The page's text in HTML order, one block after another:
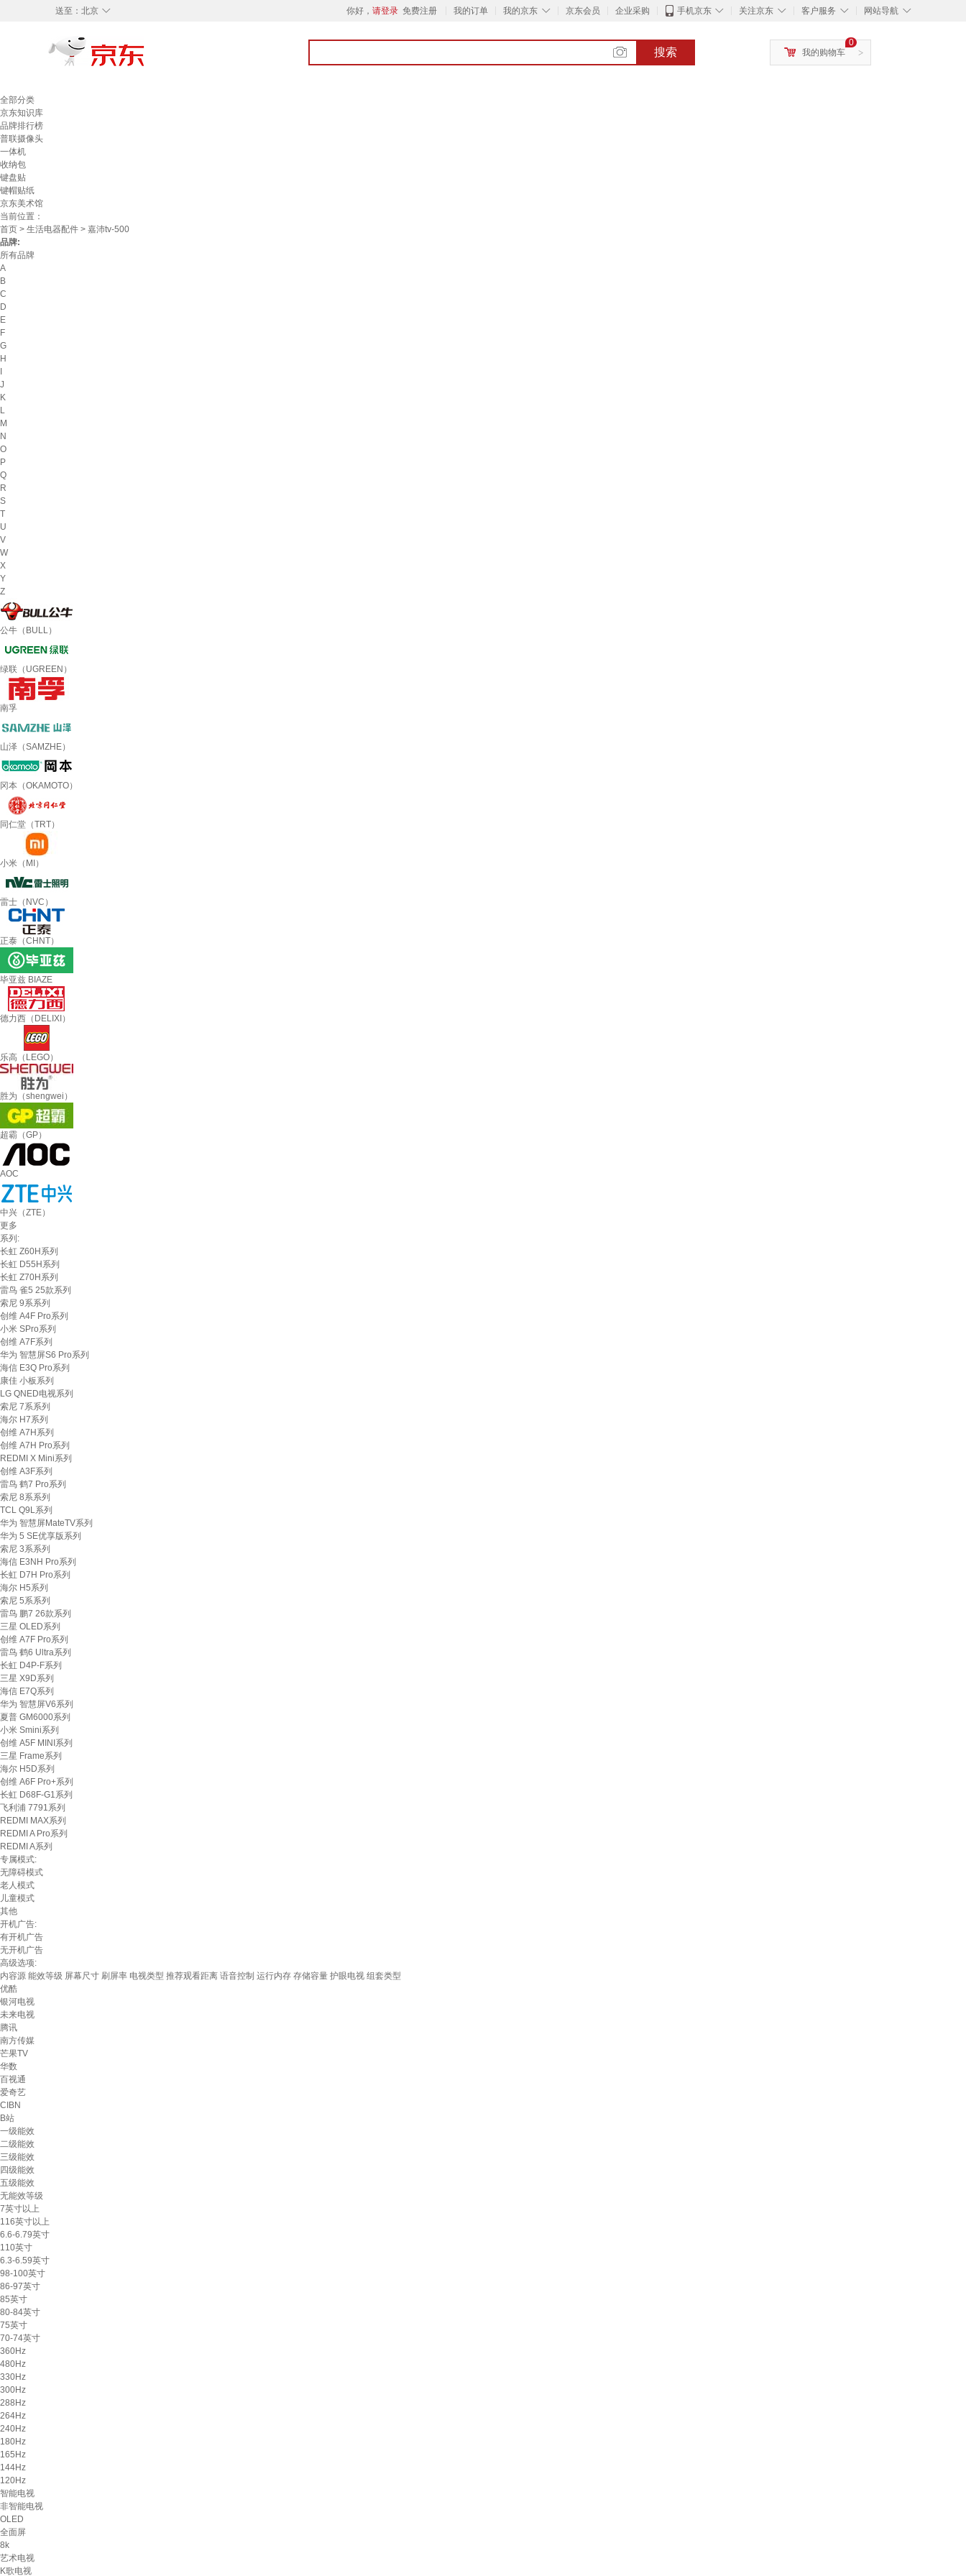
◇
送至： 北京 你好， 请登录 免费注册 我的订单 ◇
我的京东 京东会员 企业采购 ◇
手机京东 ◇
关注京东 ◇
客户服务 ◇
网站导航
搜索 >
0
我的购物车
全部分类
京东知识库
品牌排行榜
普联摄像头
一体机
收纳包
键盘贴
键帽贴纸
京东美术馆
当前位置：
首页 > 生活电器配件 > 嘉沛tv-500
品牌:
所有品牌
A
B
C
D
E
F
G
H
J
K
L
M
N
O
P
Q
R
S
T
U
V
W
X
Y
Z
公牛（BULL）
绿联（UGREEN）
南孚
山泽（SAMZHE）
冈本（OKAMOTO）
同仁堂（TRT）
小米（MI）
雷士（NVC）
正泰（CHNT）
毕亚兹 BIAZE
德力西（DELIXI）
乐高（LEGO）
胜为（shengwei）
超霸（GP）
AOC
中兴（ZTE）
更多
系列:
长虹 Z60H系列
长虹 D55H系列
长虹 Z70H系列
雷鸟 雀5 25款系列
索尼 9系系列
创维 A4F Pro系列
小米 SPro系列
创维 A7F系列
华为 智慧屏S6 Pro系列
海信 E3Q Pro系列
康佳 小板系列
LG QNED电视系列
索尼 7系系列
海尔 H7系列
创维 A7H系列
创维 A7H Pro系列
REDMI X Mini系列
创维 A3F系列
雷鸟 鹤7 Pro系列
索尼 8系系列
TCL Q9L系列
华为 智慧屏MateTV系列
华为 5 SE优享版系列
索尼 3系系列
海信 E3NH Pro系列
长虹 D7H Pro系列
海尔 H5系列
索尼 5系系列
雷鸟 鹏7 26款系列
三星 OLED系列
创维 A7F Pro系列
雷鸟 鹤6 Ultra系列
长虹 D4P-F系列
三星 X9D系列
海信 E7Q系列
华为 智慧屏V6系列
夏普 GM6000系列
小米 Smini系列
创维 A5F MINI系列
三星 Frame系列
海尔 H5D系列
创维 A6F Pro+系列
长虹 D68F-G1系列
飞利浦 7791系列
REDMI MAX系列
REDMI A Pro系列
REDMI A系列
专属模式:
无障碍模式
老人模式
儿童模式
其他
开机广告:
有开机广告
无开机广告
高级选项:
内容源 能效等级 屏幕尺寸 刷屏率 电视类型 推荐观看距离 语音控制 运行内存 存储容量 护眼电视 组套类型
优酷
银河电视
未来电视
腾讯
南方传媒
芒果TV
华数
百视通
爱奇艺
CIBN
B站
一级能效
二级能效
三级能效
四级能效
五级能效
无能效等级
7英寸以上
116英寸以上
6.6-6.79英寸
110英寸
6.3-6.59英寸
98-100英寸
86-97英寸
85英寸
80-84英寸
75英寸
70-74英寸
360Hz
480Hz
330Hz
300Hz
288Hz
264Hz
240Hz
180Hz
165Hz
144Hz
120Hz
智能电视
非智能电视
OLED
全面屏
8k
艺术电视
K歌电视